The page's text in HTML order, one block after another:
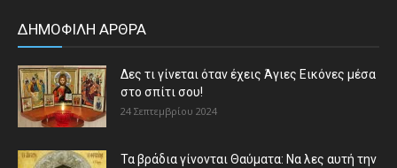
ΔΗΜΟΦΙΛΗ ΑΡΘΡΑ
Δες τι γίνεται όταν έχεις Άγιες Εικόνες μέσα
στο σπίτι σου!
24 Σεπτεμβρίου 2024
Τα βράδια γίνονται Θαύματα: Να λες αυτή την